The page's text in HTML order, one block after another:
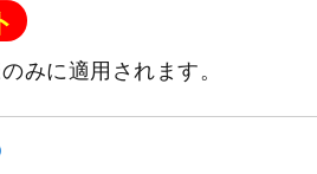
みに適用されます。